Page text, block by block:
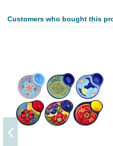
Customers who bought this